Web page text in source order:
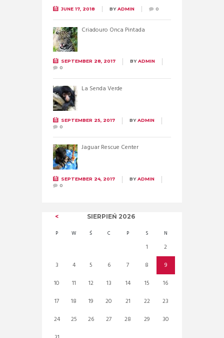
JUNE 17, 2018 BYADMIN 0
Criadouro Onca Pintada
SEPTEMBER 28, 2017 BYADMIN
0
La Senda Verde
SEPTEMBER 25, 2017 BYADMIN
0
Jaguar Rescue Center
SEPTEMBER 24, 2017 BYADMIN
0
SIERPIEŃ 2026
P W Ś C P S N
1
2
3
4 5 6 7 8
9
10
11 12 13 14 15
16
17
18 19 20 21 22
23
24
25 26 27 28 29
30